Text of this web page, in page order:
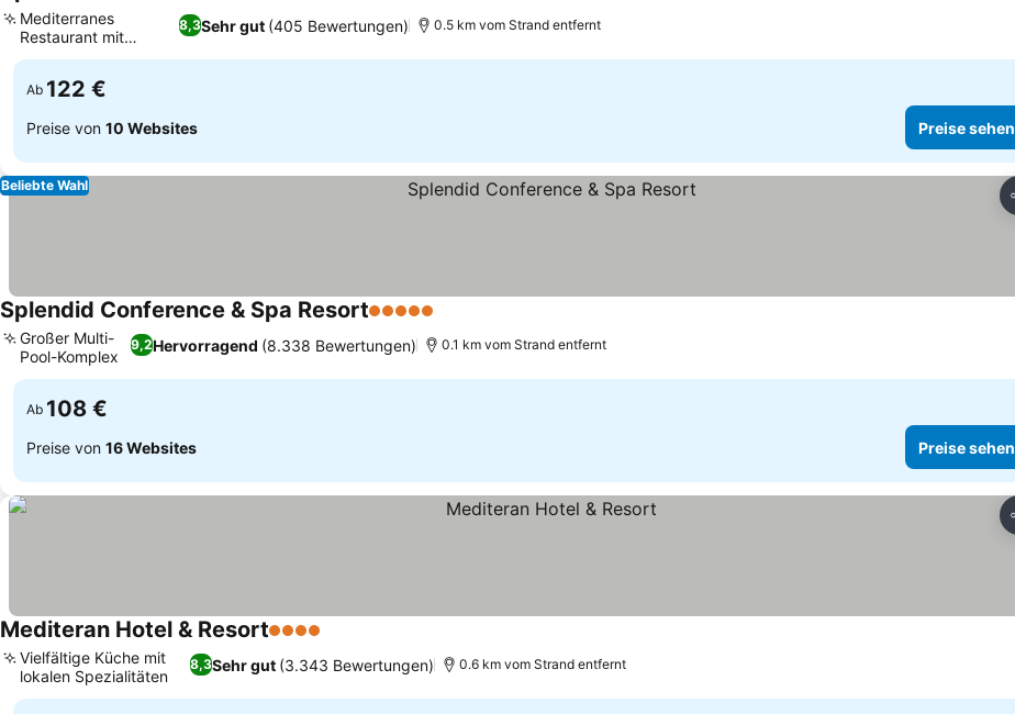
8,3Sehr gut (405 Bewertungen)
Mediterranes
Restaurant mit
Terrasse
0.5 km vom Strand entfernt
Ab 122 €
Preise von 10 Websites Preise sehen
Beliebte Wahl
Splendid Conference & Spa Resort5 Sterne
9,2Hervorragend (8.338 Bewertungen)
Großer Multi-
Pool-Komplex
0.1 km vom Strand entfernt
Ab 108 €
Preise von 16 Websites Preise sehen
Mediteran Hotel & Resort4 Sterne
8,3Sehr gut (3.343 Bewertungen)
Vielfältige Küche mit
lokalen Spezialitäten
0.6 km vom Strand entfernt